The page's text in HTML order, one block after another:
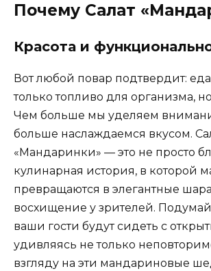
Почему Салат
Красота и
Вот любой повар подтвердит: еда
только топливо для организма,
Чем больше мы уделяем
больше наслаждаемся вкусом.
«Мандаринки» — это не просто
кулинарная история, в которой
превращаются в элегантные
восхищение у зрителей.
ваши гости будут сидеть с
удивляясь не только
взгляду на эти мандариновые